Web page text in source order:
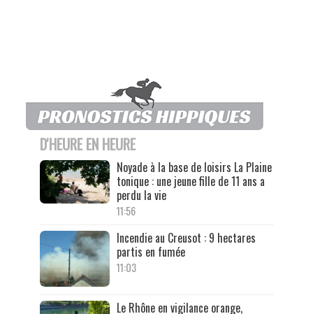
D'HEURE EN HEURE
Noyade à la base de loisirs La Plaine
tonique : une jeune fille de 11 ans a
perdu la vie
11:56
Incendie au Creusot : 9 hectares
partis en fumée
11:03
Le Rhône en vigilance orange,